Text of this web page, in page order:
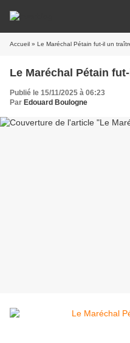
Accueil » Le Maréchal Pétain fut-il un
Le Maréchal Pétain
Publié le 15/11/2025 à 06:23
Par Edouard Boulogne